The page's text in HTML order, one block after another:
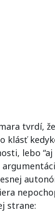
tvrdí,
klásť
lebo “aj
strane: